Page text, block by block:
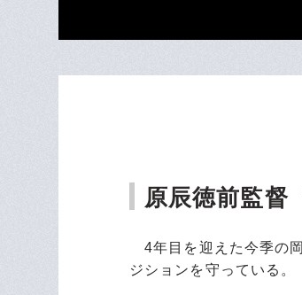
原辰徳前監督
4年目を迎えた今季の
ジションを守っている。